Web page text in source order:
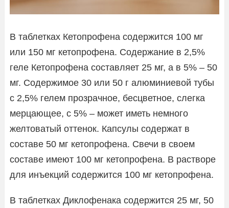
В таблетках Кетопрофена содержится 100 мг
или 150 мг кетопрофена. Содержание в 2,5%
геле Кетопрофена составляет 25 мг, а в 5% – 50
мг. Содержимое 30 или 50 г алюминиевой тубы
с 2,5% гелем прозрачное, бесцветное, слегка
мерцающее, с 5% – может иметь немного
желтоватый оттенок. Капсулы содержат в
составе 50 мг кетопрофена. Свечи в своем
составе имеют 100 мг кетопрофена. В растворе
для инъекций содержится 100 мг кетопрофена.
В таблетках Диклофенака содержится 25 мг, 50